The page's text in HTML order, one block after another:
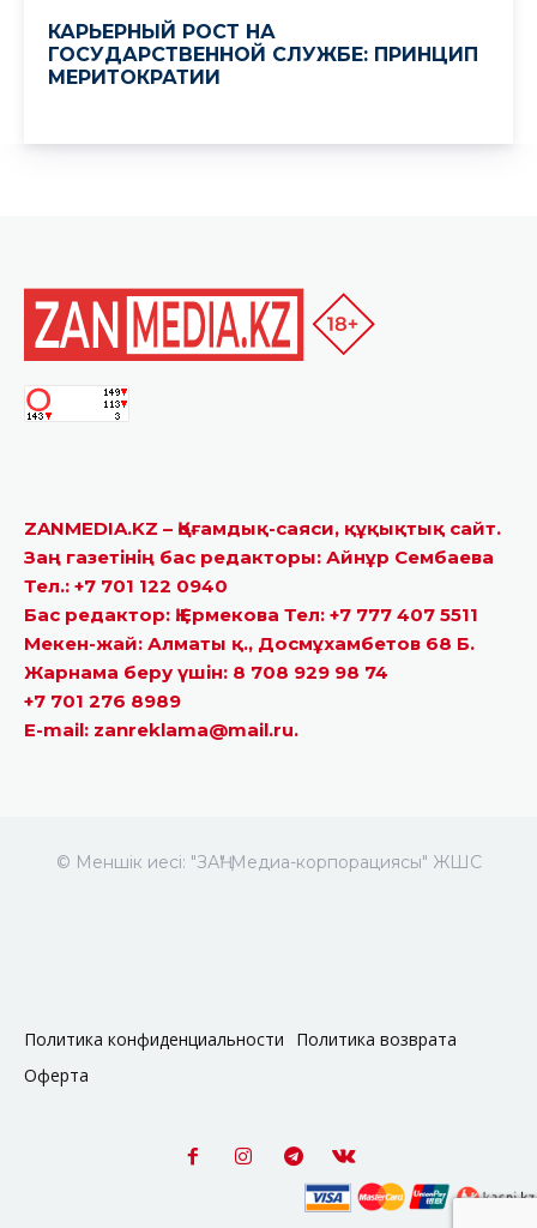
ZANMEDIA.KZ – Қоғамдық-саяси, құқықтық сайт.
Заң газетінің бас редакторы: Айнұр Сембаева
Тел.: +7 701 122 0940
Бас редактор: Қ.Ермекова Тел: +7 777 407 5511
Мекен-жай: Алматы қ., Досмұхамбетов 68 Б.
Жарнама беру үшін: 8 708 929 98 74
+7 701 276 8989
E-mail: zanreklama@mail.ru.
© Меншік иесі: "ЗАҢ" Медиа-корпорациясы" ЖШС
Политика конфиденциальности
Политика возврата
Оферта